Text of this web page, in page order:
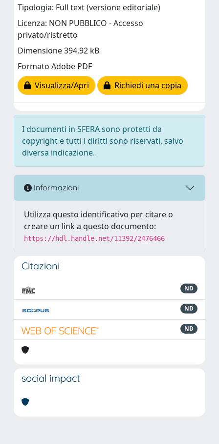
Tipologia: Full text (versione editoriale)
Licenza: NON PUBBLICO - Accesso
privato/ristretto
Dimensione 394.92 kB
Formato Adobe PDF
Visualizza/Apri
Richiedi una copia
I documenti in SFERA sono protetti da
copyright e tutti i diritti sono riservati, salvo
diversa indicazione.
Informazioni
Utilizza questo identificativo per citare o
creare un link a questo documento:
https://hdl.handle.net/11392/2476466
Citazioni
ND
ND
ND
social impact